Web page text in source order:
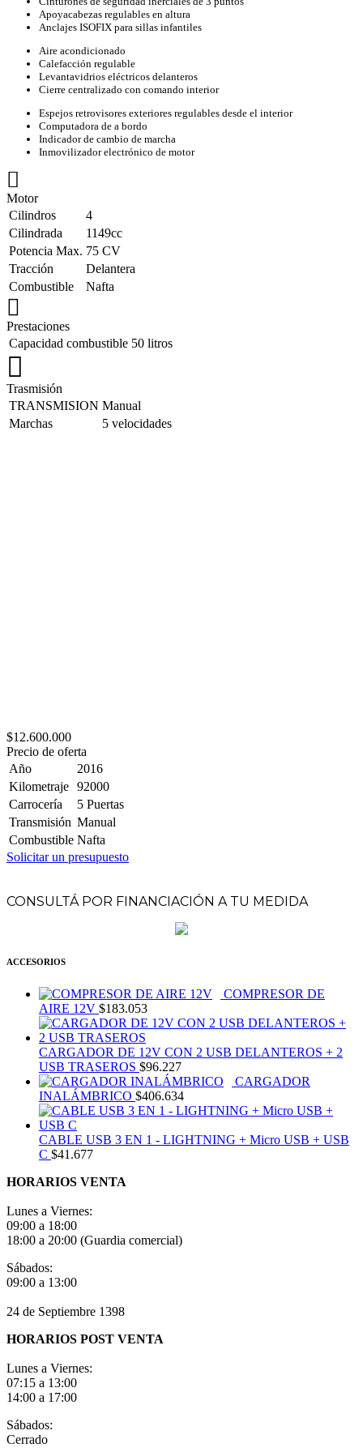
Apoyacabezas regulables en altura
Anclajes ISOFIX para sillas infantiles
Aire acondicionado
Calefacción regulable
Levantavidrios eléctricos delanteros
Cierre centralizado con comando interior
Espejos retrovisores exteriores regulables desde el interior
Computadora de a bordo
Indicador de cambio de marcha
Inmovilizador electrónico de motor
Motor
Cilindros
4
Cilindrada
1149cc
Potencia Max. 75 CV
Tracción
Delantera
Combustible
Nafta
Prestaciones
Capacidad combustible 50 litros
Trasmisión
TRANSMISION Manual
Marchas
5 velocidades
$12.600.000
Precio de oferta
Año
2016
Kilometraje 92000
Carrocería
5 Puertas
Transmisión Manual
Combustible Nafta
Solicitar un presupuesto
CONSULTÁ POR FINANCIACIÓN A TU MEDIDA
ACCESORIOS
COMPRESOR DE
AIRE 12V $183.053
CARGADOR DE 12V CON 2 USB DELANTEROS + 2
USB TRASEROS $96.227
CARGADOR
INALÁMBRICO $406.634
CABLE USB 3 EN 1 - LIGHTNING + Micro USB + USB
C $41.677
HORARIOS VENTA
Lunes a Viernes:
09:00 a 18:00
18:00 a 20:00 (Guardia comercial)
Sábados:
09:00 a 13:00
24 de Septiembre 1398
HORARIOS POST VENTA
Lunes a Viernes:
07:15 a 13:00
14:00 a 17:00
Sábados:
Cerrado